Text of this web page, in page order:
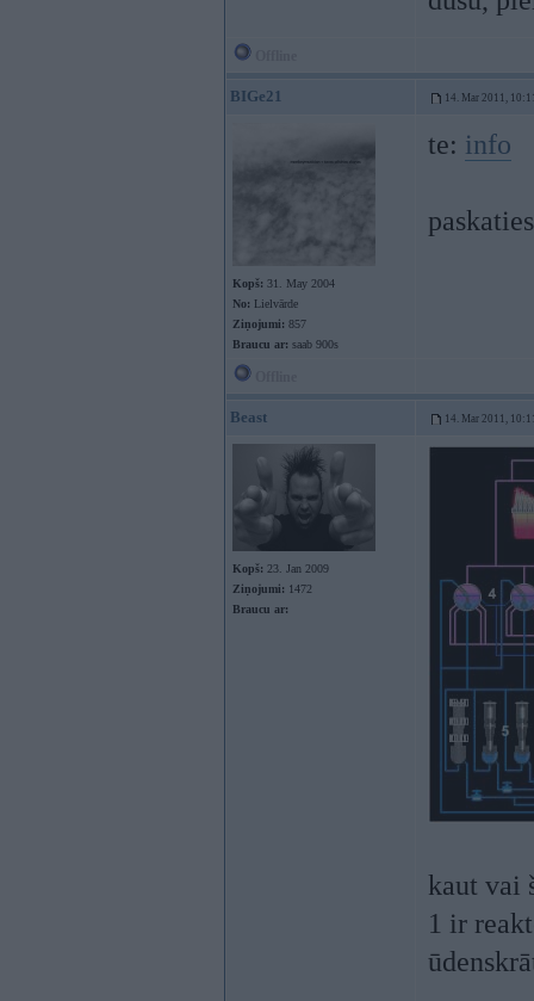
BIGe21 14. Mar 2011,
Kopš: 31. May 2004
No: Lielvārde
Ziņojumi: 857
Braucu ar: saab 900s
te: info
Beast 14. Mar 2011,
Kopš: 23. Jan 2009
Ziņojumi: 1472
Braucu ar:
kaut vai
1 ir